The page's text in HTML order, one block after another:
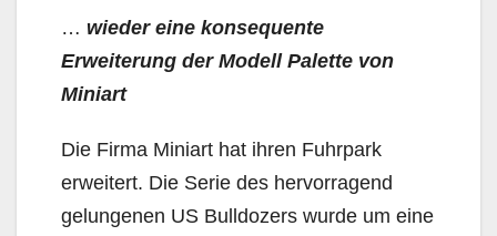
… wieder eine konsequente
Erweiterung der Modell Palette von
Miniart
Die Firma Miniart hat ihren Fuhrpark
erweitert. Die Serie des hervorragend
gelungenen US Bulldozers wurde um eine